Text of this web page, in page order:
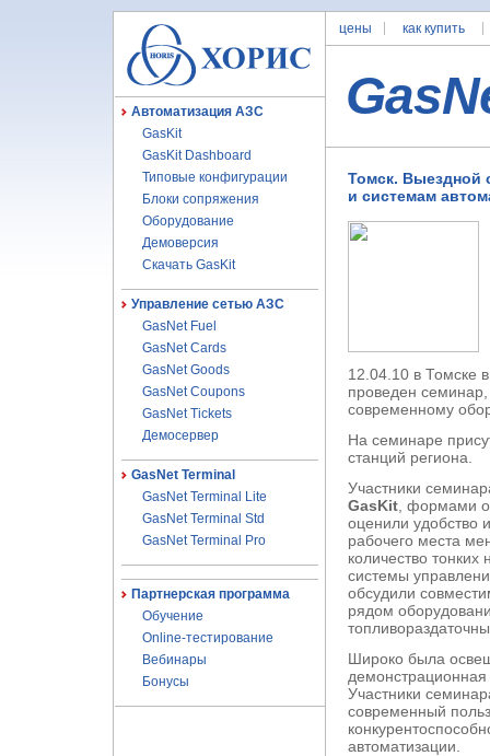
Автоматизация АЗС
GasKit
GasKit Dashboard
Типовые конфигурации
Блоки сопряжения
Оборудование
Демоверсия
Скачать GasKit
Управление сетью АЗС
GasNet Fuel
GasNet Cards
GasNet Goods
GasNet Coupons
GasNet Tickets
Демосервер
GasNet Terminal
GasNet Terminal Lite
GasNet Terminal Std
GasNet Terminal Pro
Партнерская программа
Обучение
Online-тестирование
Вебинары
Бонусы
цены как купить
Томск. Выездной
и системам
12.04.10 в Томске
проведен
современному
На семинаре
станций региона.
Участники
GasKit , формами
оценили удобство
рабочего места
количество
системы
обсудили
рядом
Широко была
Участники
современный
автоматизации.